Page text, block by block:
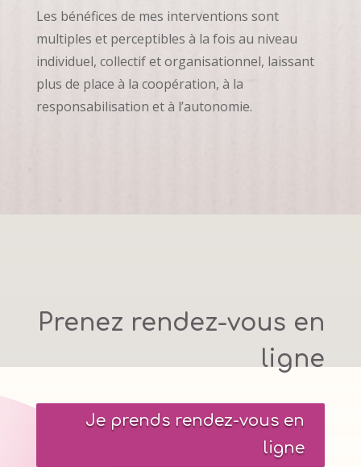
Les bénéfices de mes interventions sont
multiples et perceptibles à la fois au niveau
individuel, collectif et organisationnel, laissant
plus de place à la coopération, à la
responsabilisation et à l’autonomie.
Prenez rendez-vous en
ligne
Je prends rendez-vous en
ligne